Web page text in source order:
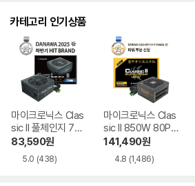
카테고리 인기상품
마이크로닉스 Clas
sic II 풀체인지 700
W 80PLUS실버 A
TX3.1
83,590원
5.0 (438)
마이크로닉스 Clas
sic II 850W 80PL
US골드 풀모듈러 A
TX3.1
141,490원
4.8 (1,486)